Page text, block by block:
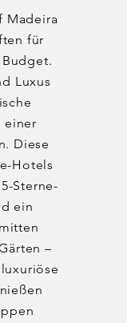
Madeira
für
Luxus
einer
Diese
Hotels
Sterne-
ein
–